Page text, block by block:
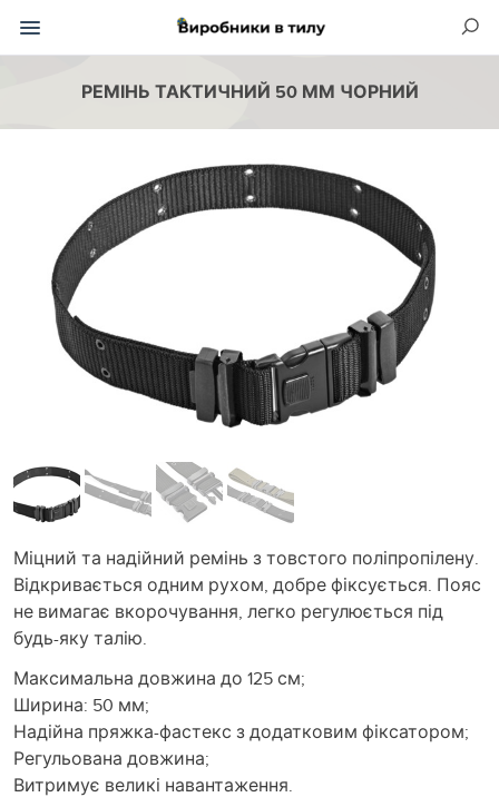
РЕМІНЬ ТАКТИЧНИЙ 50 ММ ЧОРНИЙ
Міцний та надійний ремінь з товстого поліпропілену.
Відкривається одним рухом, добре фіксується. Пояс
не вимагає вкорочування, легко регулюється під
будь-яку талію.
Максимальна довжина до 125 см;
Ширина: 50 мм;
Надійна пряжка-фастекс з додатковим фіксатором;
Регульована довжина;
Витримує великі навантаження.